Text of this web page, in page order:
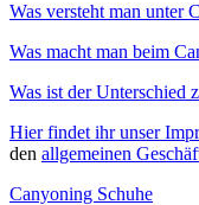
Was versteht man unter
Was macht man beim
Was ist der Unterschied
Hier findet ihr unser
den allgemeinen
Canyoning Schuhe